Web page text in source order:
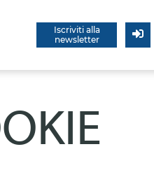
Iscriviti alla
newsletter